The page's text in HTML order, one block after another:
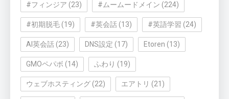
#フィンジア (23) #ムームードメイン (224)
#初期脱毛 (19) #英会話 (13) #英語学習 (24)
AI英会話 (23) DNS設定 (17) Etoren (13)
GMOペパボ (14) ふわり (19)
ウェブホスティング (22) エアトリ (21)